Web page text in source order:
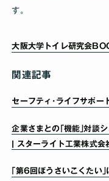
す｡
大阪大学トイレ研究会
関連記事
セーフティ･ライフサポー
企業さまとの｢機能｣対
| スターライト工業株式会
｢第6回ぼうさいこくたい